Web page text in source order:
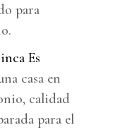
para
Es
casa en
calidad
para el